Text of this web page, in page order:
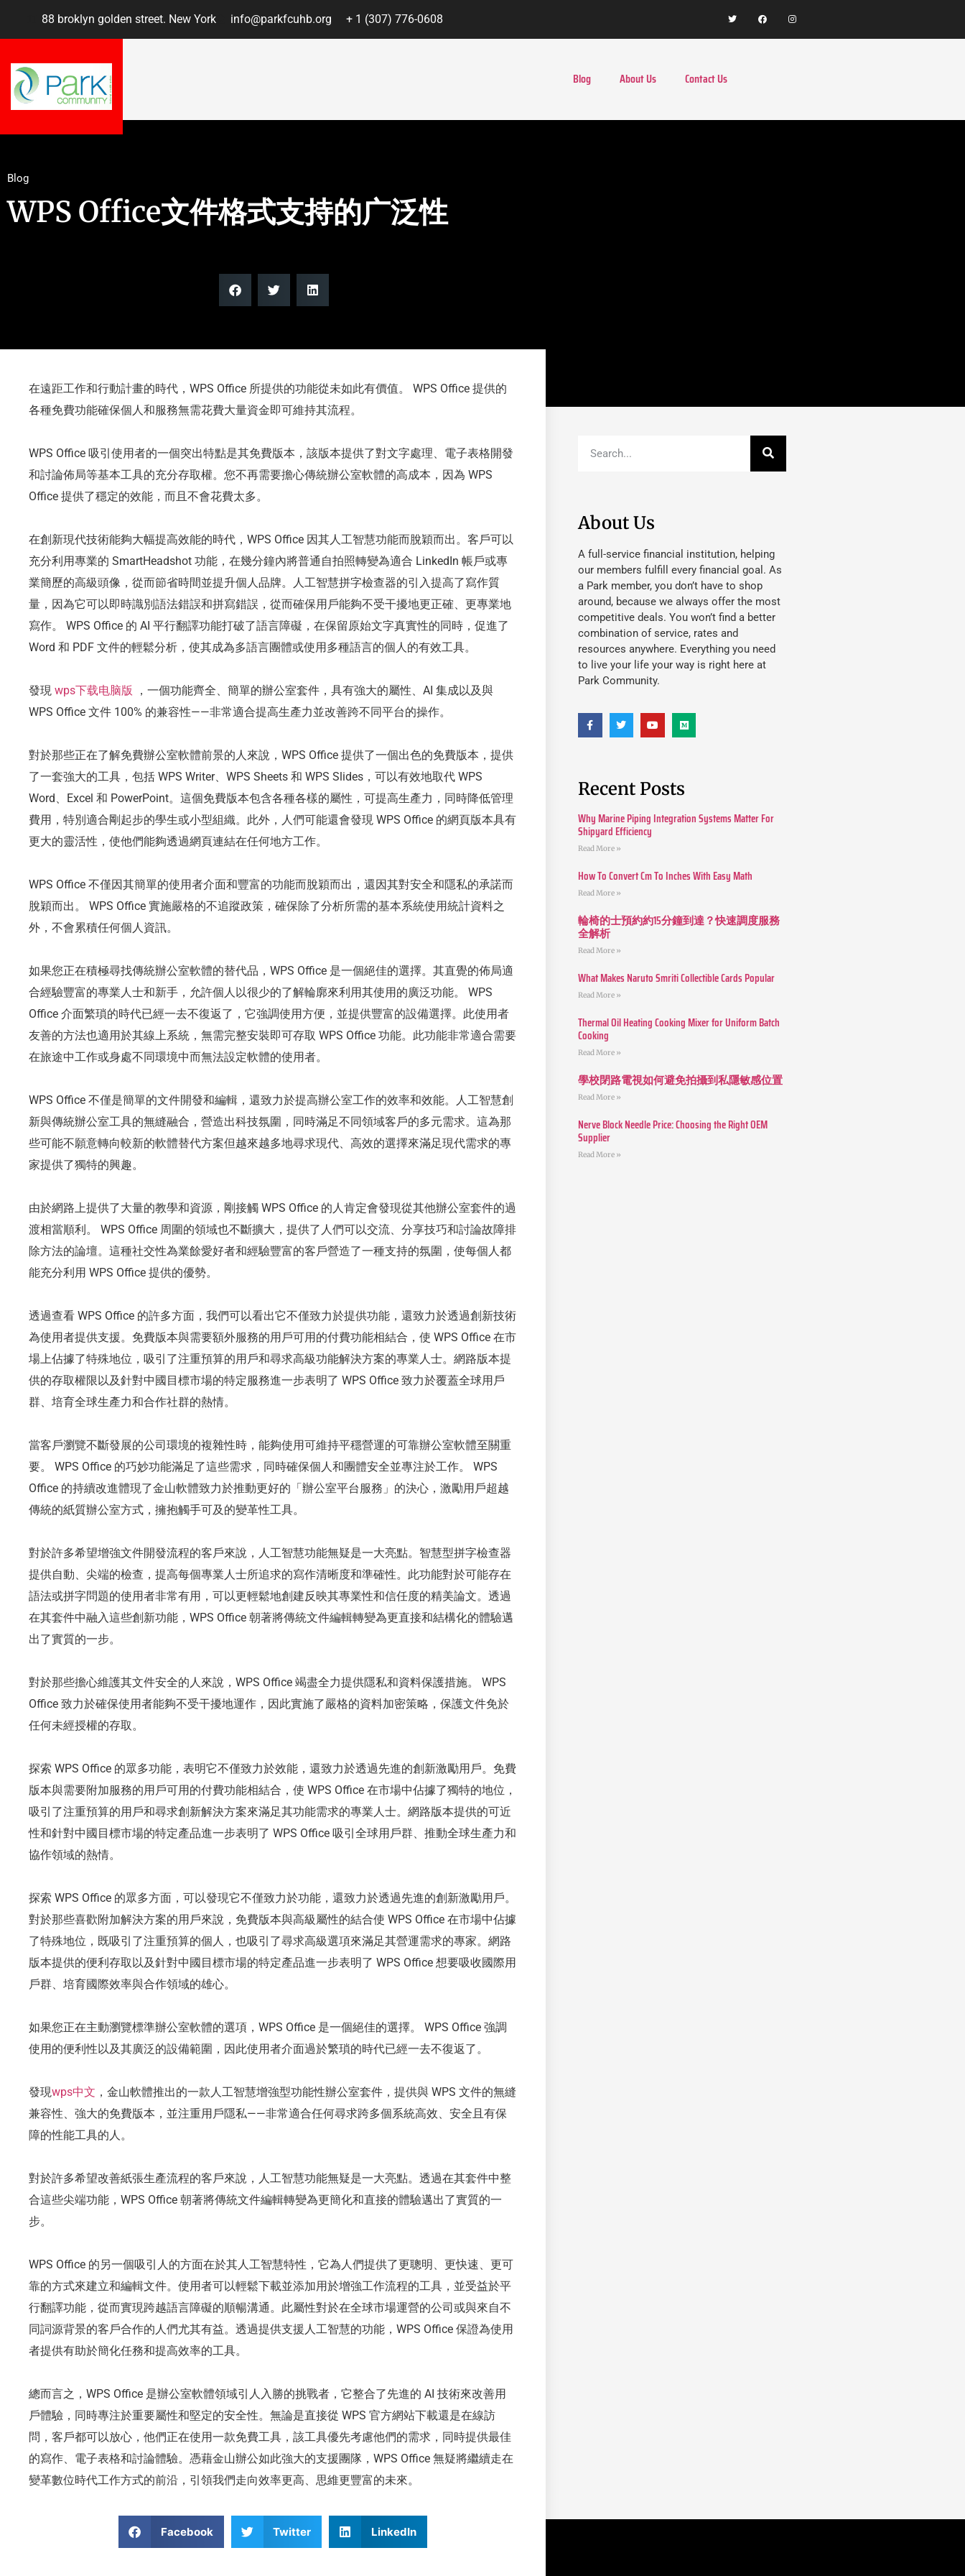
88 broklyn golden street. New York info@parkfcuhb.org + 1 (307) 776-0608
Blog About Us Contact Us
Blog
WPS Office文件格式支持的广泛性
在遠距工作和行動計畫的時代，WPS Office 所提供的功能從未如此有價值。 WPS Office 提供的
各種免費功能確保個人和服務無需花費大量資金即可維持其流程。
WPS Office 吸引使用者的一個突出特點是其免費版本，該版本提供了對文字處理、電子表格開發
和討論佈局等基本工具的充分存取權。您不再需要擔心傳統辦公室軟體的高成本，因為 WPS
Office 提供了穩定的效能，而且不會花費太多。
在創新現代技術能夠大幅提高效能的時代，WPS Office 因其人工智慧功能而脫穎而出。客戶可以
充分利用專業的 SmartHeadshot 功能，在幾分鐘內將普通自拍照轉變為適合 LinkedIn 帳戶或專
業簡歷的高級頭像，從而節省時間並提升個人品牌。人工智慧拼字檢查器的引入提高了寫作質
量，因為它可以即時識別語法錯誤和拼寫錯誤，從而確保用戶能夠不受干擾地更正確、更專業地
寫作。 WPS Office 的 AI 平行翻譯功能打破了語言障礙，在保留原始文字真實性的同時，促進了
Word 和 PDF 文件的輕鬆分析，使其成為多語言團體或使用多種語言的個人的有效工具。
發現 wps下载电脑版
，一個功能齊全、簡單的辦公室套件，具有強大的屬性、AI 集成以及與
WPS Office 文件 100% 的兼容性——非常適合提高生產力並改善跨不同平台的操作。
對於那些正在了解免費辦公室軟體前景的人來說，WPS Office 提供了一個出色的免費版本，提供
了一套強大的工具，包括 WPS Writer、WPS Sheets 和 WPS Slides，可以有效地取代 WPS
Word、Excel 和 PowerPoint。這個免費版本包含各種各樣的屬性，可提高生產力，同時降低管理
費用，特別適合剛起步的學生或小型組織。此外，人們可能還會發現 WPS Office 的網頁版本具有
更大的靈活性，使他們能夠透過網頁連結在任何地方工作。
WPS Office 不僅因其簡單的使用者介面和豐富的功能而脫穎而出，還因其對安全和隱私的承諾而
脫穎而出。 WPS Office 實施嚴格的不追蹤政策，確保除了分析所需的基本系統使用統計資料之
外，不會累積任何個人資訊。
如果您正在積極尋找傳統辦公室軟體的替代品，WPS Office 是一個絕佳的選擇。其直覺的佈局適
合經驗豐富的專業人士和新手，允許個人以很少的了解輪廓來利用其使用的廣泛功能。 WPS
Office 介面繁瑣的時代已經一去不復返了，它強調使用方便，並提供豐富的設備選擇。此使用者
友善的方法也適用於其線上系統，無需完整安裝即可存取 WPS Office 功能。此功能非常適合需要
在旅途中工作或身處不同環境中而無法設定軟體的使用者。
WPS Office 不僅是簡單的文件開發和編輯，還致力於提高辦公室工作的效率和效能。人工智慧創
新與傳統辦公室工具的無縫融合，營造出科技氛圍，同時滿足不同領域客戶的多元需求。這為那
些可能不願意轉向較新的軟體替代方案但越來越多地尋求現代、高效的選擇來滿足現代需求的專
家提供了獨特的興趣。
由於網路上提供了大量的教學和資源，剛接觸 WPS Office 的人肯定會發現從其他辦公室套件的過
渡相當順利。 WPS Office 周圍的領域也不斷擴大，提供了人們可以交流、分享技巧和討論故障排
除方法的論壇。這種社交性為業餘愛好者和經驗豐富的客戶營造了一種支持的氛圍，使每個人都
能充分利用 WPS Office 提供的優勢。
透過查看 WPS Office 的許多方面，我們可以看出它不僅致力於提供功能，還致力於透過創新技術
為使用者提供支援。免費版本與需要額外服務的用戶可用的付費功能相結合，使 WPS Office 在市
場上佔據了特殊地位，吸引了注重預算的用戶和尋求高級功能解決方案的專業人士。網路版本提
供的存取權限以及針對中國目標市場的特定服務進一步表明了 WPS Office 致力於覆蓋全球用戶
群、培育全球生產力和合作社群的熱情。
當客戶瀏覽不斷發展的公司環境的複雜性時，能夠使用可維持平穩營運的可靠辦公室軟體至關重
要。 WPS Office 的巧妙功能滿足了這些需求，同時確保個人和團體安全並專注於工作。 WPS
Office 的持續改進體現了金山軟體致力於推動更好的「辦公室平台服務」的決心，激勵用戶超越
傳統的紙質辦公室方式，擁抱觸手可及的變革性工具。
對於許多希望增強文件開發流程的客戶來說，人工智慧功能無疑是一大亮點。智慧型拼字檢查器
提供自動、尖端的檢查，提高每個專業人士所追求的寫作清晰度和準確性。此功能對於可能存在
語法或拼字問題的使用者非常有用，可以更輕鬆地創建反映其專業性和信任度的精美論文。透過
在其套件中融入這些創新功能，WPS Office 朝著將傳統文件編輯轉變為更直接和結構化的體驗邁
出了實質的一步。
對於那些擔心維護其文件安全的人來說，WPS Office 竭盡全力提供隱私和資料保護措施。 WPS
Office 致力於確保使用者能夠不受干擾地運作，因此實施了嚴格的資料加密策略，保護文件免於
任何未經授權的存取。
探索 WPS Office 的眾多功能，表明它不僅致力於效能，還致力於透過先進的創新激勵用戶。免費
版本與需要附加服務的用戶可用的付費功能相結合，使 WPS Office 在市場中佔據了獨特的地位，
吸引了注重預算的用戶和尋求創新解決方案來滿足其功能需求的專業人士。網路版本提供的可近
性和針對中國目標市場的特定產品進一步表明了 WPS Office 吸引全球用戶群、推動全球生產力和
協作領域的熱情。
探索 WPS Office 的眾多方面，可以發現它不僅致力於功能，還致力於透過先進的創新激勵用戶。
對於那些喜歡附加解決方案的用戶來說，免費版本與高級屬性的結合使 WPS Office 在市場中佔據
了特殊地位，既吸引了注重預算的個人，也吸引了尋求高級選項來滿足其營運需求的專家。網路
版本提供的便利存取以及針對中國目標市場的特定產品進一步表明了 WPS Office 想要吸收國際用
戶群、培育國際效率與合作領域的雄心。
如果您正在主動瀏覽標準辦公室軟體的選項，WPS Office 是一個絕佳的選擇。 WPS Office 強調
使用的便利性以及其廣泛的設備範圍，因此使用者介面過於繁瑣的時代已經一去不復返了。
發現wps中文 ，金山軟體推出的一款人工智慧增強型功能性辦公室套件，提供與 WPS 文件的無縫
兼容性、強大的免費版本，並注重用戶隱私——非常適合任何尋求跨多個系統高效、安全且有保
障的性能工具的人。
對於許多希望改善紙張生產流程的客戶來說，人工智慧功能無疑是一大亮點。透過在其套件中整
合這些尖端功能，WPS Office 朝著將傳統文件編輯轉變為更簡化和直接的體驗邁出了實質的一
步。
WPS Office 的另一個吸引人的方面在於其人工智慧特性，它為人們提供了更聰明、更快速、更可
靠的方式來建立和編輯文件。使用者可以輕鬆下載並添加用於增強工作流程的工具，並受益於平
行翻譯功能，從而實現跨越語言障礙的順暢溝通。此屬性對於在全球市場運營的公司或與來自不
同詞源背景的客戶合作的人們尤其有益。透過提供支援人工智慧的功能，WPS Office 保證為使用
者提供有助於簡化任務和提高效率的工具。
總而言之，WPS Office 是辦公室軟體領域引人入勝的挑戰者，它整合了先進的 AI 技術來改善用
戶體驗，同時專注於重要屬性和堅定的安全性。無論是直接從 WPS 官方網站下載還是在線訪
問，客戶都可以放心，他們正在使用一款免費工具，該工具優先考慮他們的需求，同時提供最佳
的寫作、電子表格和討論體驗。憑藉金山辦公如此強大的支援團隊，WPS Office 無疑將繼續走在
變革數位時代工作方式的前沿，引領我們走向效率更高、思維更豐富的未來。
Facebook Twitter LinkedIn
About Us
A full-service financial institution, helping
our members fulfill every financial goal. As
a Park member, you don’t have to shop
around, because we always offer the most
competitive deals. You won’t find a better
combination of service, rates and
resources anywhere. Everything you need
to live your life your way is right here at
Park Community.
Recent Posts
Why Marine Piping Integration Systems Matter For
Shipyard Efficiency
Read More »
How To Convert Cm To Inches With Easy Math
Read More »
輪椅的士預約約15分鐘到達？快速調度服務
全解析
Read More »
What Makes Naruto Smriti Collectible Cards Popular
Read More »
Thermal Oil Heating Cooking Mixer for Uniform Batch
Cooking
Read More »
學校閉路電視如何避免拍攝到私隱敏感位置
Read More »
Nerve Block Needle Price: Choosing the Right OEM
Supplier
Read More »